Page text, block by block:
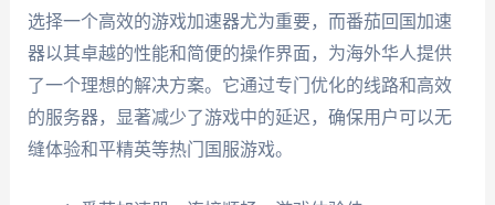
选择一个高效的游戏加速器尤为重要，而番茄回国加速
器以其卓越的性能和简便的操作界面，为海外华人提供
了一个理想的解决方案。它通过专门优化的线路和高效
的服务器，显著减少了游戏中的延迟，确保用户可以无
缝体验和平精英等热门国服游戏。